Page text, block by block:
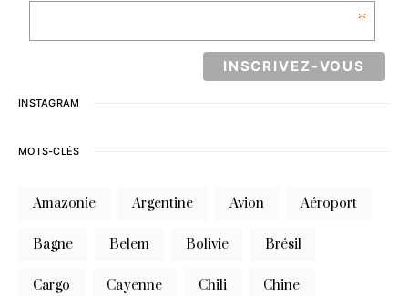
*
INSTAGRAM
MOTS-CLÉS
Amazonie Argentine Avion Aéroport
Bagne Belem Bolivie Brésil
Cargo Cayenne Chili Chine